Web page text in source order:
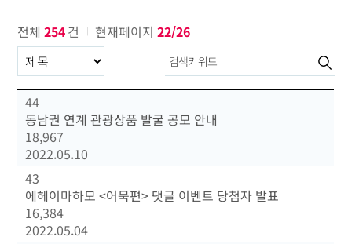
전체254건 현재페이지22/26
구분항목
44
동남권 연계 관광상품 발굴 공모 안내
18,967
2022.05.10
43
에헤이마하모 <어묵편> 댓글 이벤트 당첨자 발표
16,384
2022.05.04